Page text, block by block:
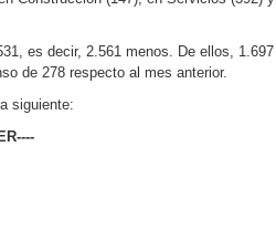
es decir, 2.561 menos. De ellos, 1.697
de 278 respecto al mes anterior.
siguiente: